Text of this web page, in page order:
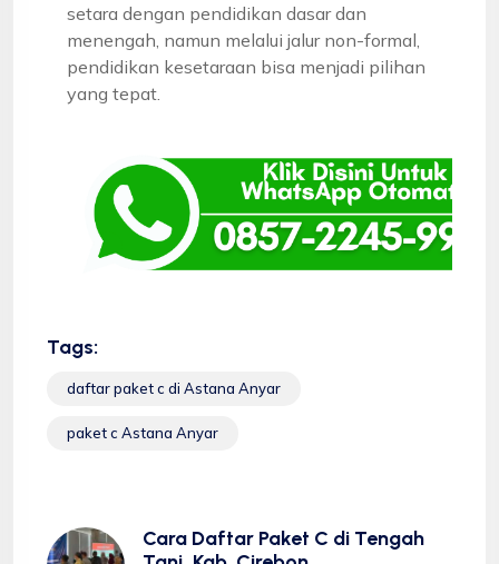
setara dengan pendidikan dasar dan
menengah, namun melalui jalur non-formal,
pendidikan kesetaraan bisa menjadi pilihan
yang tepat.
Tags:
daftar paket c di Astana Anyar
paket c Astana Anyar
Cara Daftar Paket C di Tengah